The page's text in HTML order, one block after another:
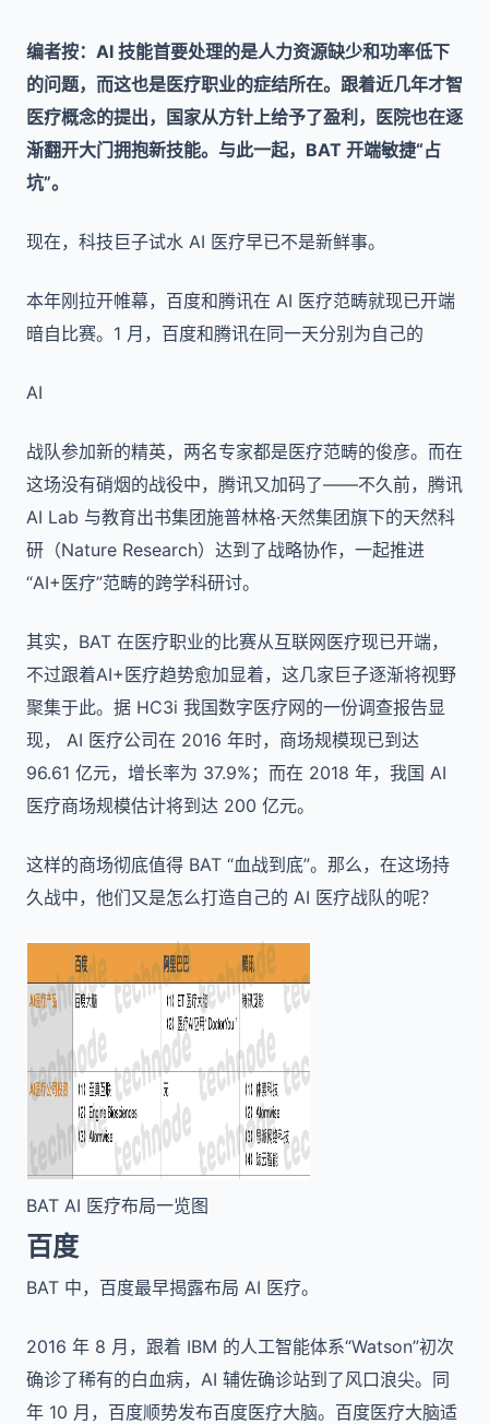
编者按：AI 技能首要处理的是人力资源缺少和功率低下
的问题，而这也是医疗职业的症结所在。跟着近几年才智
医疗概念的提出，国家从方针上给予了盈利，医院也在逐
渐翻开大门拥抱新技能。与此一起，BAT 开端敏捷“占
坑”。
现在，科技巨子试水 AI 医疗早已不是新鲜事。
本年刚拉开帷幕，百度和腾讯在 AI 医疗范畴就现已开端
暗自比赛。1 月，百度和腾讯在同一天分别为自己的
AI
战队参加新的精英，两名专家都是医疗范畴的俊彦。而在
这场没有硝烟的战役中，腾讯又加码了——不久前，腾讯
AI Lab 与教育出书集团施普林格·天然集团旗下的天然科
研（Nature Research）达到了战略协作，一起推进
“AI+医疗”范畴的跨学科研讨。
其实，BAT 在医疗职业的比赛从互联网医疗现已开端，
不过跟着AI+医疗趋势愈加显着，这几家巨子逐渐将视野
聚集于此。据 HC3i 我国数字医疗网的一份调查报告显
现， AI 医疗公司在 2016 年时，商场规模现已到达
96.61 亿元，增长率为 37.9%；而在 2018 年，我国 AI
医疗商场规模估计将到达 200 亿元。
这样的商场彻底值得 BAT “血战到底”。那么，在这场持
久战中，他们又是怎么打造自己的 AI 医疗战队的呢？
BAT AI 医疗布局一览图
百度
BAT 中，百度最早揭露布局 AI 医疗。
2016 年 8 月，跟着 IBM 的人工智能体系“Watson”初次
确诊了稀有的白血病，AI 辅佐确诊站到了风口浪尖。同
年 10 月，百度顺势发布百度医疗大脑。百度医疗大脑适